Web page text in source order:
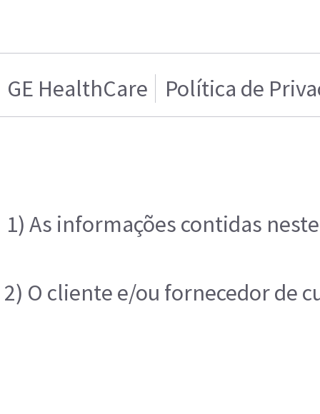
GE HealthCare Política de
1) As informações contidas
2) O cliente e/ou fornecedor de